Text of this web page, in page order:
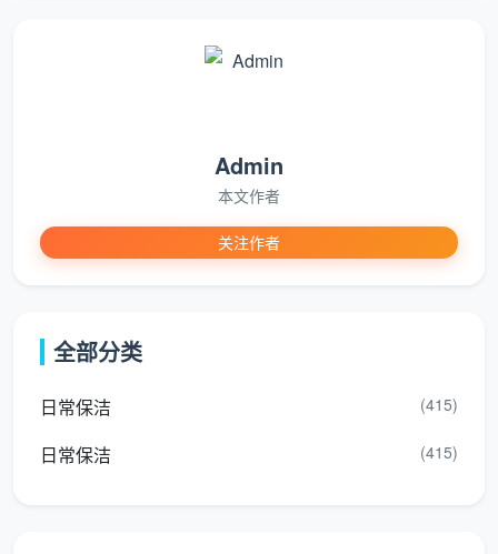
负责全屋开关插座面板边缘腻子清理、筒灯射灯及空
调风口表面擦拭
负责各房间空调新风滤网拆卸除尘
负责全屋踢脚线上沿除尘和残留漆点铲除
负责窗台石及飘窗台粉尘彻底清除
Admin
本文作者
关注作者
全部分类
日常保洁 (415)
日常保洁 (415)